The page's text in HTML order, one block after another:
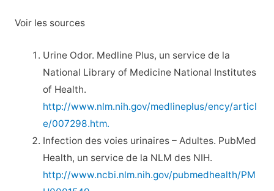
Voir les sources
Urine Odor. Medline Plus, un service de la
National Library of Medicine National Institutes
of Health.
http://www.nlm.nih.gov/medlineplus/ency/articl
e/007298.htm.
Infection des voies urinaires – Adultes. PubMed
Health, un service de la NLM des NIH.
http://www.ncbi.nlm.nih.gov/pubmedhealth/PM